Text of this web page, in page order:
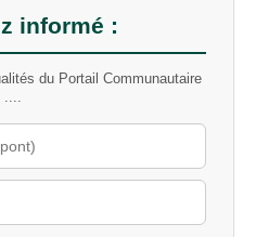
informé :
du Portail Communautaire
....